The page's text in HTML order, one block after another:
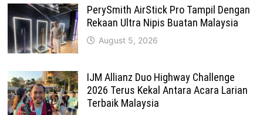
PerySmith AirStick Pro Tampil Dengan
Rekaan Ultra Nipis Buatan Malaysia
August 5, 2026
IJM Allianz Duo Highway Challenge
2026 Terus Kekal Antara Acara Larian
Terbaik Malaysia